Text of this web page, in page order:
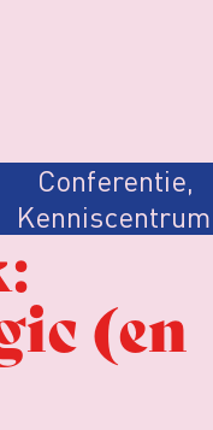
Conferentie,
Kenniscentrum
(en